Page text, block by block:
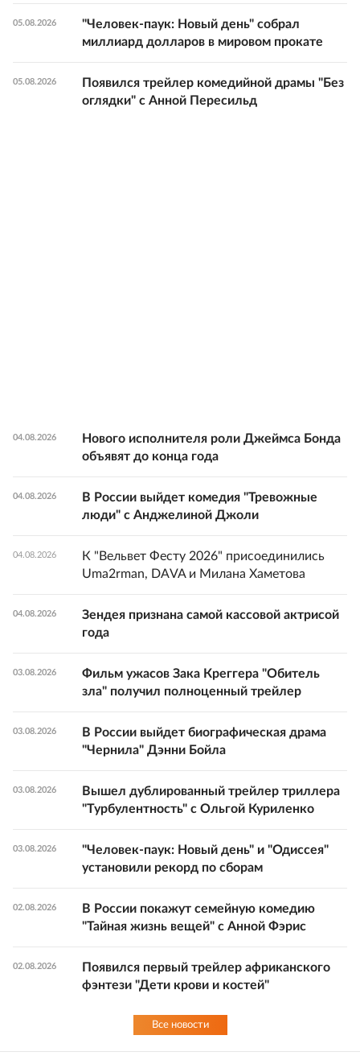
05.08.2026
"Человек-паук: Новый день" собрал
миллиард долларов в мировом прокате
05.08.2026
Появился трейлер комедийной драмы "Без
оглядки" с Анной Пересильд
04.08.2026
Нового исполнителя роли Джеймса Бонда
объявят до конца года
04.08.2026
В России выйдет комедия "Тревожные
люди" с Анджелиной Джоли
04.08.2026
К "Вельвет Фесту 2026" присоединились
Uma2rman, DAVA и Милана Хаметова
04.08.2026
Зендея признана самой кассовой актрисой
года
03.08.2026
Фильм ужасов Зака Креггера "Обитель
зла" получил полноценный трейлер
03.08.2026
В России выйдет биографическая драма
"Чернила" Дэнни Бойла
03.08.2026
Вышел дублированный трейлер триллера
"Турбулентность" с Ольгой Куриленко
03.08.2026
"Человек-паук: Новый день" и "Одиссея"
установили рекорд по сборам
02.08.2026
В России покажут семейную комедию
"Тайная жизнь вещей" с Анной Фэрис
02.08.2026
Появился первый трейлер африканского
фэнтези "Дети крови и костей"
Все новости